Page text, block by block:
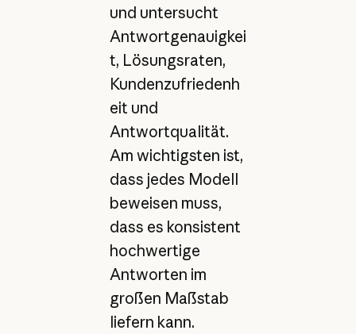
und untersucht
Antwortgenauigkei
t, Lösungsraten,
Kundenzufriedenh
eit und
Antwortqualität.
Am wichtigsten ist,
dass jedes Modell
beweisen muss,
dass es konsistent
hochwertige
Antworten im
großen Maßstab
liefern kann.